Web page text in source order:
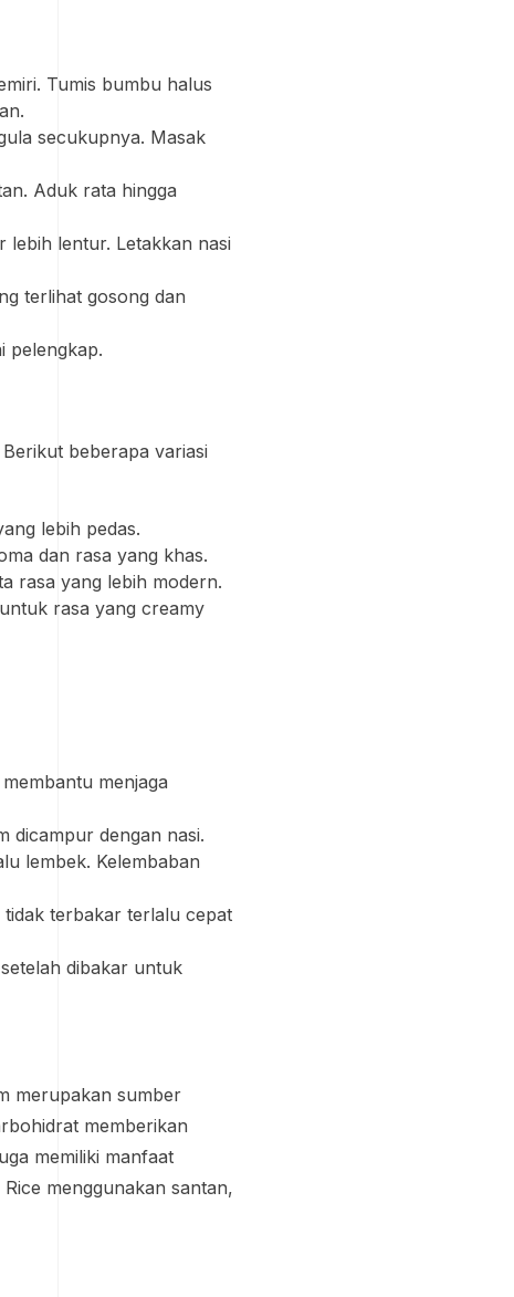
Tumis bumbu halus
secukupnya. Masak
Aduk rata hingga
lebih lentur. Letakkan nasi
terlihat gosong dan
pelengkap.
beberapa variasi
lebih pedas.
dan rasa yang khas.
rasa yang lebih modern.
rasa yang creamy
menjaga
dicampur dengan nasi.
lembek. Kelembaban
tidak terbakar terlalu cepat
dibakar untuk
merupakan sumber
memberikan
memiliki manfaat
menggunakan santan,